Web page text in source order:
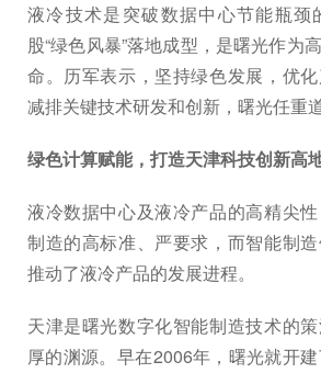
液冷技术是突破数据中心节能瓶颈
股“绿色风暴”落地成型，是曙光作为
命。历军表示，坚持绿色发展，优
减排关键技术研发和创新，曙光任重道
绿色计算赋能，打造天津科技创新高
液冷数据中心及液冷产品的高精尖性
制造的高标准、严要求，而智能制造
推动了液冷产品的发展进程。
天津是曙光数字化智能制造技术的
厚的渊源。早在2006年，曙光就开